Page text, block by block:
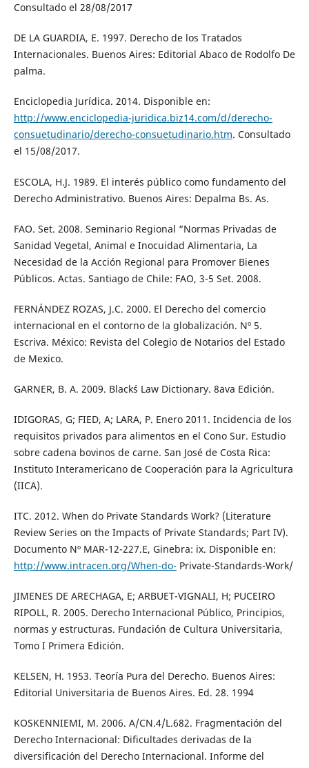
Consultado el 28/08/2017
DE LA GUARDIA, E. 1997. Derecho de los Tratados
Internacionales. Buenos Aires: Editorial Abaco de Rodolfo De
palma.
Enciclopedia Jurídica. 2014. Disponible en:
http://www.enciclopedia-juridica.biz14.com/d/derecho-
consuetudinario/derecho-consuetudinario.htm. Consultado
el 15/08/2017.
ESCOLA, H.J. 1989. El interés público como fundamento del
Derecho Administrativo. Buenos Aires: Depalma Bs. As.
FAO. Set. 2008. Seminario Regional “Normas Privadas de
Sanidad Vegetal, Animal e Inocuidad Alimentaria, La
Necesidad de la Acción Regional para Promover Bienes
Públicos. Actas. Santiago de Chile: FAO, 3-5 Set. 2008.
FERNÁNDEZ ROZAS, J.C. 2000. El Derecho del comercio
internacional en el contorno de la globalización. Nº 5.
Escriva. México: Revista del Colegio de Notarios del Estado
de Mexico.
GARNER, B. A. 2009. Black´s Law Dictionary. 8ava Edición.
IDIGORAS, G; FIED, A; LARA, P. Enero 2011. Incidencia de los
requisitos privados para alimentos en el Cono Sur. Estudio
sobre cadena bovinos de carne. San José de Costa Rica:
Instituto Interamericano de Cooperación para la Agricultura
(IICA).
ITC. 2012. When do Private Standards Work? (Literature
Review Series on the Impacts of Private Standards; Part IV).
Documento Nº MAR-12-227.E, Ginebra: ix. Disponible en:
http://www.intracen.org/When-do- Private-Standards-Work/
JIMENES DE ARECHAGA, E; ARBUET-VIGNALI, H; PUCEIRO
RIPOLL, R. 2005. Derecho Internacional Público, Principios,
normas y estructuras. Fundación de Cultura Universitaria,
Tomo I Primera Edición.
KELSEN, H. 1953. Teoría Pura del Derecho. Buenos Aires:
Editorial Universitaria de Buenos Aires. Ed. 28. 1994
KOSKENNIEMI, M. 2006. A/CN.4/L.682. Fragmentación del
Derecho Internacional: Dificultades derivadas de la
diversificación del Derecho Internacional. Informe del